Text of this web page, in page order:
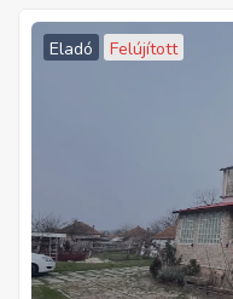
Eladó Felújított